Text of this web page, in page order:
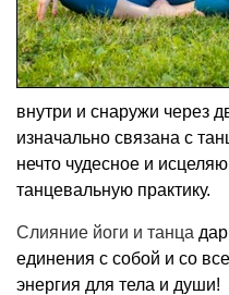
внутри и снаружи через
изначально связана с
нечто чудесное и
танцевальную практику.
Слияние йоги и танца
единения с собой и со
энергия для тела и души!